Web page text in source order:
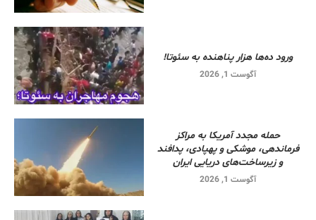
ورود ده‌ها هزار پناهنده به سئوتا!
آگوست 1, 2026
حمله مجدد آمریکا به مراکز
فرماندهی، موشکی و پهپادی، پدافند
و زیرساخت‌های دریایی ایران
آگوست 1, 2026